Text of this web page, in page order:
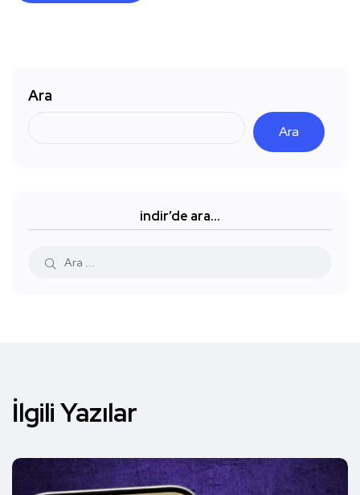
Ara
Ara
indir’de ara…
İlgili Yazılar